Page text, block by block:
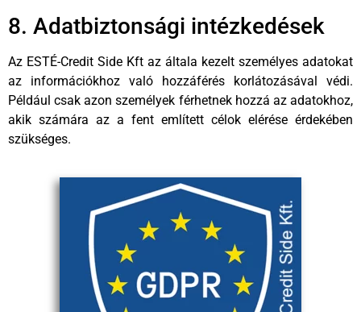
8. Adatbiztonsági intézkedések
Az ESTÉ-Credit Side Kft az általa kezelt személyes adatokat
az információkhoz való hozzáférés korlátozásával védi.
Például csak azon személyek férhetnek hozzá az adatokhoz,
akik számára az a fent említett célok elérése érdekében
szükséges.